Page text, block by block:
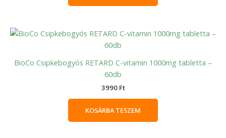
BioCo Csipkebogyós RETARD C-vitamin 1000mg tabletta –
60db
3990 Ft
KOSÁRBA TESZEM